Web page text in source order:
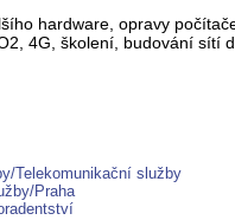
hardware, opravy
4G, školení, budování sítí
Telekomunikační služby
Praha